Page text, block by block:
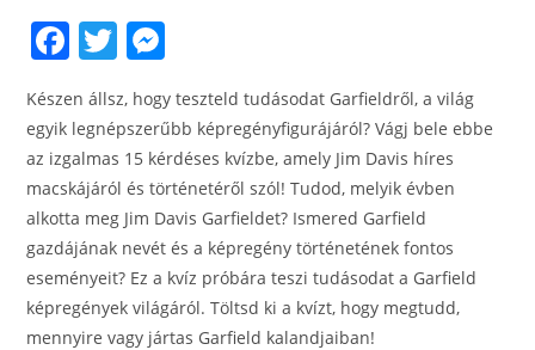
F
c
e
b
o
o
k
T
w
itt
er
ss
e
n
g
er
Készen állsz, hogy teszteld tudásodat Garfieldről, a világ
egyik legnépszerűbb képregényfigurájáról? Vágj bele ebbe
az izgalmas 15 kérdéses kvízbe, amely Jim Davis híres
macskájáról és történetéről szól! Tudod, melyik évben
alkotta meg Jim Davis Garfieldet? Ismered Garfield
gazdájának nevét és a képregény történetének fontos
eseményeit? Ez a kvíz próbára teszi tudásodat a Garfield
képregények világáról. Töltsd ki a kvízt, hogy megtudd,
mennyire vagy jártas Garfield kalandjaiban!